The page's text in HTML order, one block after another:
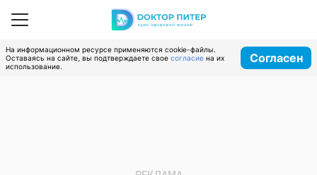
На информационном ресурсе применяются cookie-файлы.
Оставаясь на сайте, вы подтверждаете свое согласие на их
использование.
Согласен